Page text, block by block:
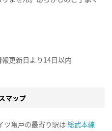
更新日より14日以内
マップ
ツ亀戸の最寄り駅は 総武本線